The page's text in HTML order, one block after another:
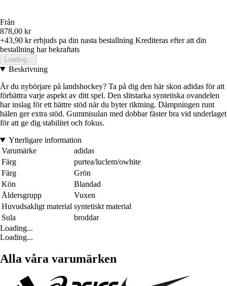
Från
878,00 kr
+43,90 krerbjuds pa din nasta bestallning Krediteras efter att din
bestallning har bekraftats
Loading...
Beskrivning
Är du nybörjare på landshockey? Ta på dig den här skon adidas för att
förbättra varje aspekt av ditt spel. Den slitstarka syntetiska ovandelen
har inslag för ett bättre stöd när du byter riktning. Dämpningen runt
hälen ger extra stöd. Gummisulan med dobbar fäster bra vid underlaget
för att ge dig stabilitet och fokus.
Ytterligare information
Varumärke
adidas
Färg
purtea/luclem/owhite
Färg
Grön
Kön
Blandad
Åldersgrupp
Vuxen
Huvudsakligt material syntetiskt material
Sula
broddar
Loading...
Loading...
Alla våra varumärken